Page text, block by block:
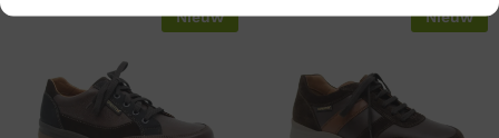
Nieuw Nieuw